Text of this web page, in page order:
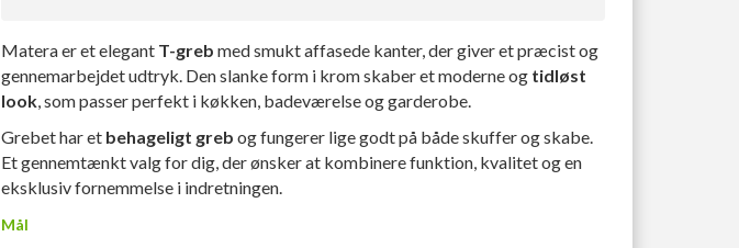
Matera er et elegant T-greb med smukt affasede kanter, der giver et præcist og
gennemarbejdet udtryk. Den slanke form i krom skaber et moderne og tidløst
look, som passer perfekt i køkken, badeværelse og garderobe.
Grebet har et behageligt greb og fungerer lige godt på både skuffer og skabe.
Et gennemtænkt valg for dig, der ønsker at kombinere funktion, kvalitet og en
eksklusiv fornemmelse i indretningen.
Mål